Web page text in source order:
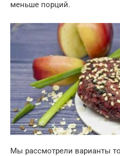
меньше порций.
Мы рассмотрели варианты